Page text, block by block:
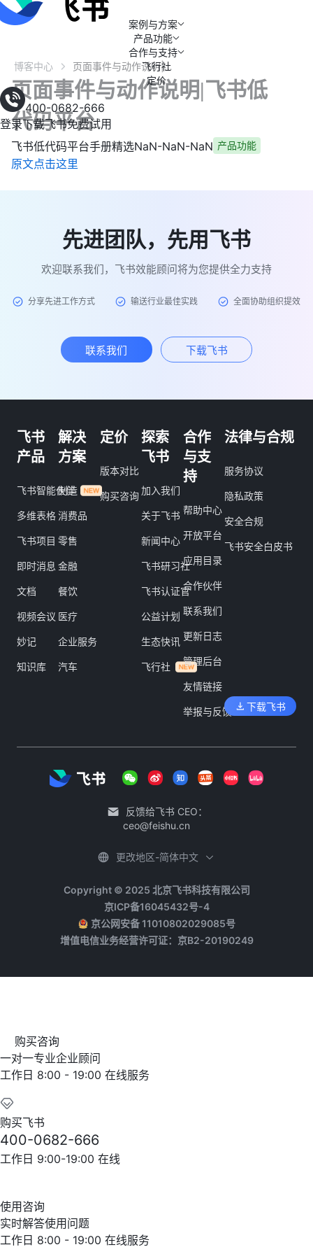
案例与方案
产品功能
合作与支持
飞行社
定价
400-0682-666
登录下载飞书免费试用
博客中心 页面事件与动作说明|飞书低代码平台
页面事件与动作说明|飞书低
代码平台
飞书低代码平台手册精选NaN-NaN-NaN 产品功能
原文点击这里
先进团队，先用飞书
欢迎联系我们，飞书效能顾问将为您提供全力支持
分享先进工作方式 输送行业最佳实践 全面协助组织提效
联系我们 下载飞书
飞书
产品
飞书智能伙伴
多维表格
飞书项目
即时消息
文档
视频会议
妙记
知识库
解决
方案
制造
消费品
零售
金融
餐饮
医疗
企业服务
汽车
定价
版本对比
购买咨询
探索
飞书
加入我们
关于飞书
新闻中心
飞书研习社
飞书认证官
公益计划
生态快讯
飞行社
合作
与支
持
帮助中心
开放平台
应用目录
合作伙伴
联系我们
更新日志
管理后台
友情链接
举报与反馈
法律与合规
服务协议
隐私政策
安全合规
飞书安全白皮书
下载飞书
反馈给飞书 CEO：
ceo@feishu.cn
Copyright © 2025 北京飞书科技有限公司
京ICP备16045432号-4
京公网安备 11010802029085号
增值电信业务经营许可证：京B2-20190249
更改地区-简体中文
购买咨询
一对一专业企业顾问
工作日 8:00 - 19:00 在线服务
购买飞书
400-0682-666
工作日 9:00-19:00 在线
使用咨询
实时解答使用问题
工作日 8:00 - 19:00 在线服务